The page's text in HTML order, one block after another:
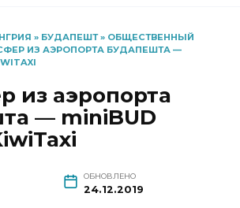
» БУДАПЕШТ» ОБЩЕСТВЕННЫЙ
ИЗ АЭРОПОРТА БУДАПЕШТА —
из аэропорта
— miniBUD
ОБНОВЛЕНО
24.12.2019